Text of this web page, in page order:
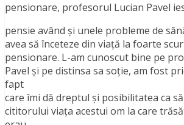
pensionare, profesorul Lucian Pavel
pensie având şi unele probleme de
avea să înceteze din viaţă la foarte
pensionare. L-am cunoscut bine pe
Pavel şi pe distinsa sa soţie, am fost
fapt
care îmi dă dreptul şi posibilitatea ca
cititorului viaţa acestui om la care